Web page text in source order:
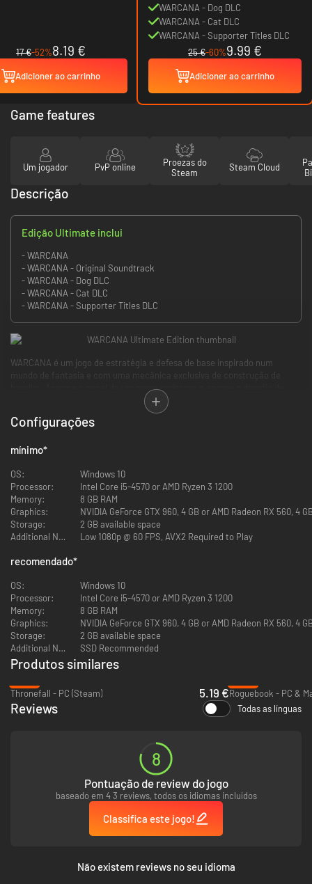
17 €-52%8.19 €
Adicioner ao carrinho
WARCANA - Dog DLC
WARCANA - Cat DLC
WARCANA - Supporter Titles DLC
25 €-60%9.99 €
Adicioner ao carrinho
Game features
Um jogador PvP online
Proezas do
Steam
Steam Cloud
Descrição
Edição Ultimate inclui
- WARCANA
- WARCANA - Original Soundtrack
- WARCANA - Dog DLC
- WARCANA - Cat DLC
- WARCANA - Supporter Titles DLC
WARCANA é um jogo de estratégia e defesa de base inspirado num
mundo de fantasia e com uma mecânica exclusiva de construção de
baralho. Assuma o papel de um mago poderoso e encare o desafio de
sobreviver a ondas de ataques implacáveis enquanto invoca
simultaneamente seus próprios exércitos a fim de devastar os rivais num
Battle Royale com até 30 jogadores ou em uma série de missões de
Construa seu baralho. Prepare suas defesas. Invoque seus exércitos.
JUNÇÃO DE DEFESA DE BASES E CRIAÇÃO DE BARALHOS
Todas as cartas têm árvores de tecnologia próprias, com habilidades que
vão desde a invocação de construções ou unidades até o lançamento de
feitiços. As construções econômicas invocadas desbloqueiam mais
cartas, então jogue suas cartas corretamente e planeje a rota de sua
vulnerável e contará apenas com o cronômetro da rodada para salvar a
Configurações
mínimo*
OS:
Windows 10
Processor:
Intel Core i5-4570 or AMD Ryzen 3 1200
Memory:
8 GB RAM
Graphics:
NVIDIA GeForce GTX 960, 4 GB or AMD Radeon RX 560, 4
Storage:
2 GB available space
Additional Notes:
Low 1080p @ 60 FPS, AVX2 Required to Play
recomendado*
OS:
Windows 10
Processor:
Intel Core i5-4570 or AMD Ryzen 3 1200
Memory:
8 GB RAM
Graphics:
NVIDIA GeForce GTX 960, 4 GB or AMD Radeon RX 560, 4
Storage:
2 GB available space
Additional Notes:
SSD Recommended
Produtos similares
Thronefall - PC (Steam)
5.19 €Roguebook - PC &
Reviews Todas as línguas
8
Pontuação de review do jogo
baseado em 4 3 reviews, todos os idiomas incluídos
Classifica este jogo!
Não existem reviews no seu idioma